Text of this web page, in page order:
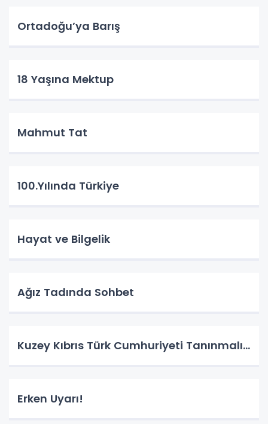
Ortadoğu’ya Barış
18 Yaşına Mektup
Mahmut Tat
100.Yılında Türkiye
Hayat ve Bilgelik
Ağız Tadında Sohbet
Kuzey Kıbrıs Türk Cumhuriyeti Tanınmalı…
Erken Uyarı!